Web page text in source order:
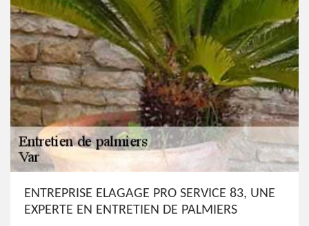
ENTREPRISE ELAGAGE PRO SERVICE 83, UNE
EXPERTE EN ENTRETIEN DE PALMIERS